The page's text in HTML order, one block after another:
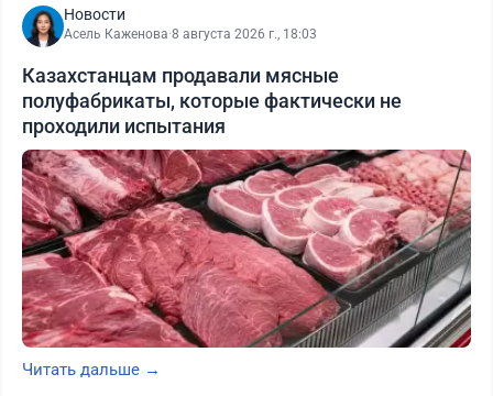
Новости
Асель Каженова·8 августа 2026 г., 18:03
Казахстанцам продавали мясные
полуфабрикаты, которые фактически не
проходили испытания
Читать дальше →